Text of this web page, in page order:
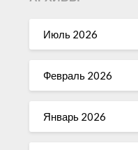
Июль 2026
Февраль 2026
Январь 2026